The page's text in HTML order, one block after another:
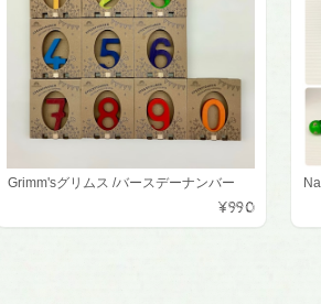
Grimm'sグリムス /バースデーナンバー
¥990